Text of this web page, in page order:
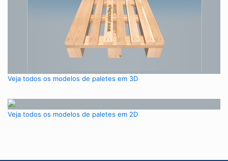
Veja todos os modelos de paletes em 3D
Veja todos os modelos de paletes em 2D